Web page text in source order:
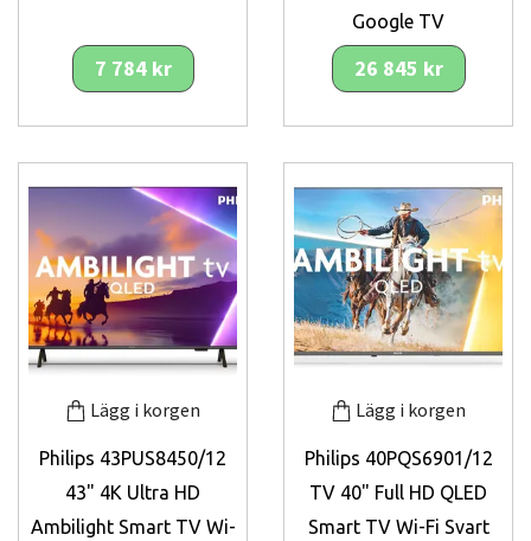
7 784 kr
Google TV
26 845 kr
Lägg i korgen
Philips 43PUS8450/12
43" 4K Ultra HD
Ambilight Smart TV Wi-
Lägg i korgen
Philips 40PQS6901/12
TV 40" Full HD QLED
Smart TV Wi-Fi Svart